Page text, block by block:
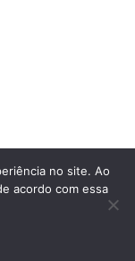
no site. Ao
acordo com essa